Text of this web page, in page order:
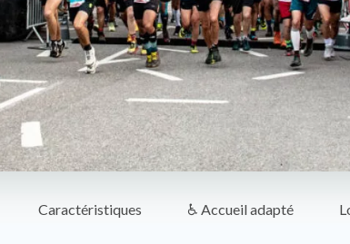
Caractéristiques ♿ Accueil adapté